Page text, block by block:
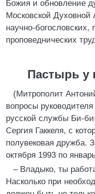
Божия и обновление
Московской Духовной
научно-богословских,
проповеднических
Пастырь у
(Митрополит
вопросы
русской службы Би-
Сергия Гаккеля, с
полувековая дружба.
октября 1993 по
– Владыко, ты
Насколько при